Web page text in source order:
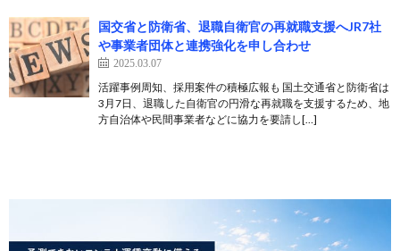
国交省と防衛省、退職自衛官の再就職支援へJR7社
や事業者団体と連携強化を申し合わせ
2025.03.07
活躍事例周知、採用案件の積極広報も 国土交通省と防衛省は
3月7日、退職した自衛官の円滑な再就職を支援するため、地
方自治体や民間事業者などに協力を要請し[…]